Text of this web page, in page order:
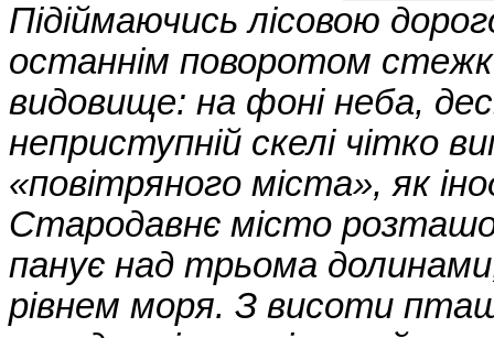
Підіймаючись лісовою
останнім поворотом
видовище: на фоні неба,
неприступній скелі чітко
«повітряного міста», як
Стародавнє місто
панує над трьома
рівнем моря. З висоти